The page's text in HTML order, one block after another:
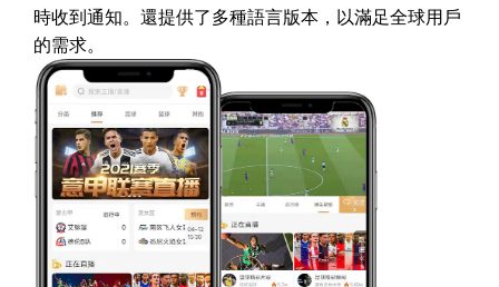
時收到通知。還提供了多種語言版本，以滿足全球用戶
的需求。